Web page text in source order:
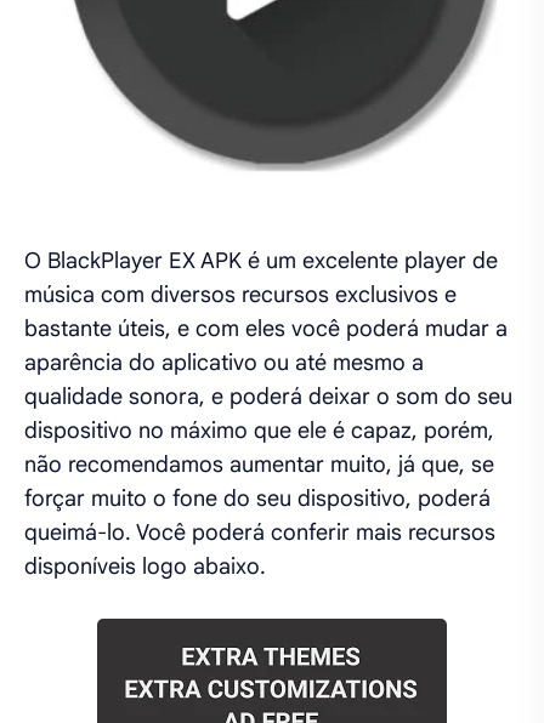
O BlackPlayer EX APK é um excelente player de
música com diversos recursos exclusivos e
bastante úteis, e com eles você poderá mudar a
aparência do aplicativo ou até mesmo a
qualidade sonora, e poderá deixar o som do seu
dispositivo no máximo que ele é capaz, porém,
não recomendamos aumentar muito, já que, se
forçar muito o fone do seu dispositivo, poderá
queimá-lo. Você poderá conferir mais recursos
disponíveis logo abaixo.